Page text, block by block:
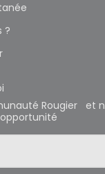
?
Rougier et